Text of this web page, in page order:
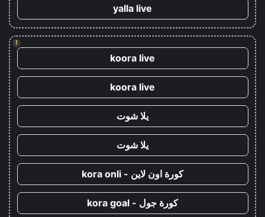
yalla live
!
koora live
koora live
يلا شوت
يلا شوت
كورة اون لاين - kora onli
كورة جول - kora goal